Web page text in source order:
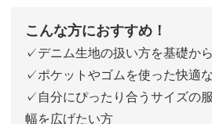
こんな方におすすめ！
✓デニム生地の扱い方を基礎か
✓ポケットやゴムを使った快適
✓自分にぴったり合うサイズの
幅を広げたい方